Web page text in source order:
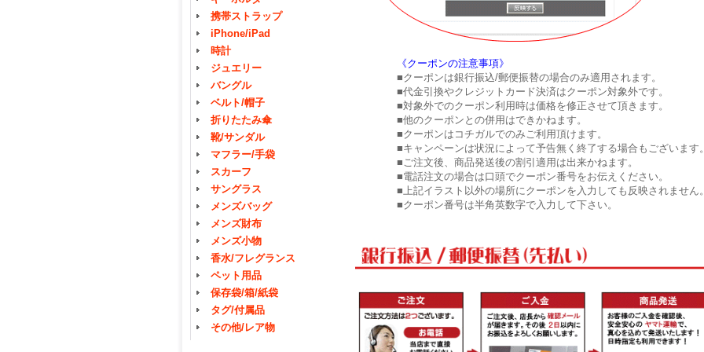
携帯ストラップ
iPhone/iPad
時計
ジュエリー
バングル
ベルト/帽子
折りたたみ傘
靴/サンダル
マフラー/手袋
スカーフ
サングラス
メンズバッグ
メンズ財布
メンズ小物
香水/フレグランス
ペット用品
保存袋/箱/紙袋
タグ/付属品
その他/レア物
《クーポンの注意事項》
■クーポンは銀行振込/郵便振替の場合のみ適用されます。
■代金引換やクレジットカード決済はクーポン対象外です。
■対象外でのクーポン利用時は価格を修正させて頂きます。
■他のクーポンとの併用はできかねます。
■クーポンはコチガルでのみご利用頂けます。
■キャンペーンは状況によって予告無く終了する場合もございます
■ご注文後、商品発送後の割引適用は出来かねます。
■電話注文の場合は口頭でクーポン番号をお伝えください。
■上記イラスト以外の場所にクーポンを入力しても反映されません
■クーポン番号は半角英数字で入力して下さい。